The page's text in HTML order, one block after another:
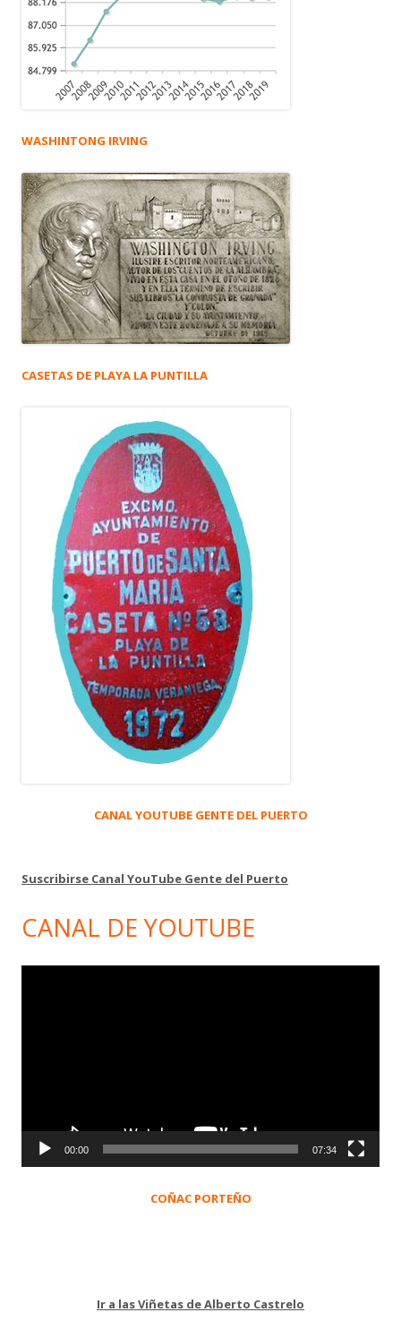
WASHINTONG IRVING
CASETAS DE PLAYA LA PUNTILLA
CANAL YOUTUBE GENTE DEL PUERTO
Suscribirse Canal YouTube Gente del Puerto
CANAL DE YOUTUBE
00:00 07:34
COÑAC PORTEÑO
Ir a las Viñetas de Alberto Castrelo